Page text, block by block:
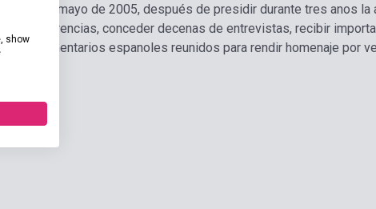
en mayo de 2005, después de presidir durante tres anos
de conferencias, conceder decenas de entrevistas, recibir
parlamentarios espanoles reunidos para rendir homenaje por
show